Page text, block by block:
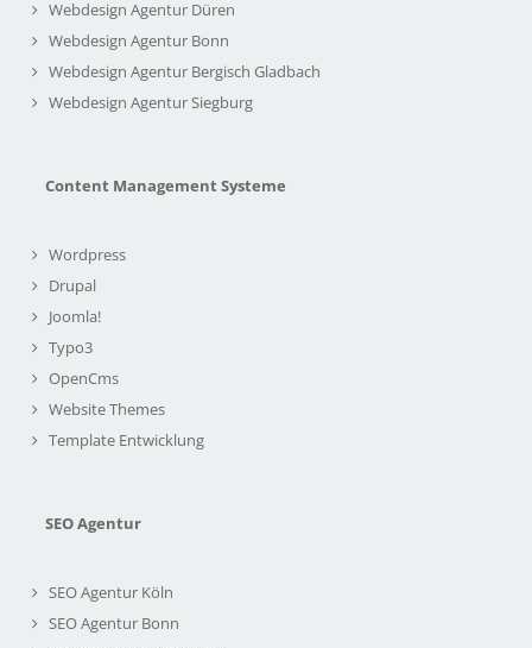
Webdesign Agentur Düren
Webdesign Agentur Bonn
Webdesign Agentur Bergisch Gladbach
Webdesign Agentur Siegburg
Content Management Systeme
Wordpress
Drupal
Joomla!
Typo3
OpenCms
Website Themes
Template Entwicklung
SEO Agentur
SEO Agentur Köln
SEO Agentur Bonn